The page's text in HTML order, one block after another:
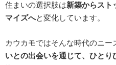
住まいの選択肢は新築からスト
マイズへと変化しています。
カウカモではそんな時代のニー
いとの出会いを通じて、ひと